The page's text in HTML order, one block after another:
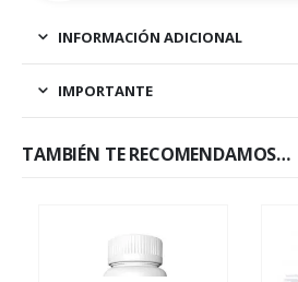
INFORMACIÓN ADICIONAL
IMPORTANTE
TAMBIÉN TE RECOMENDAMOS…